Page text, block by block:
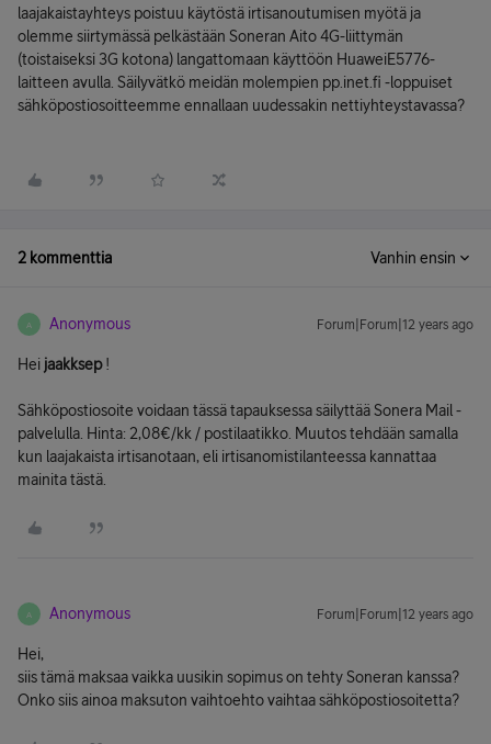
laajakaistayhteys poistuu käytöstä irtisanoutumisen myötä ja
olemme siirtymässä pelkästään Soneran Aito 4G-liittymän
(toistaiseksi 3G kotona) langattomaan käyttöön HuaweiE5776-
laitteen avulla. Säilyvätkö meidän molempien pp.inet.fi -loppuiset
sähköpostiosoitteemme ennallaan uudessakin nettiyhteystavassa?
2 kommenttia Vanhin ensin
A Anonymous Forum|Forum|12 years ago
Hei jaakksep!
Sähköpostiosoite voidaan tässä tapauksessa säilyttää Sonera Mail -
palvelulla. Hinta: 2,08€/kk / postilaatikko. Muutos tehdään samalla
kun laajakaista irtisanotaan, eli irtisanomistilanteessa kannattaa
mainita tästä.
A Anonymous Forum|Forum|12 years ago
Hei,
siis tämä maksaa vaikka uusikin sopimus on tehty Soneran kanssa?
Onko siis ainoa maksuton vaihtoehto vaihtaa sähköpostiosoitetta?